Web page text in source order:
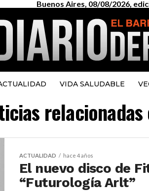
Buenos Aires, 08/08/2026,
VIDA SALUDABLE
ACTUALIDAD hace 4 años
El nuevo disco de
“Futurología Arlt”